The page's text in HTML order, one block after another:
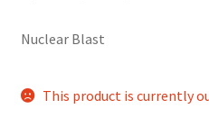
Nuclear Blast
This product is currently